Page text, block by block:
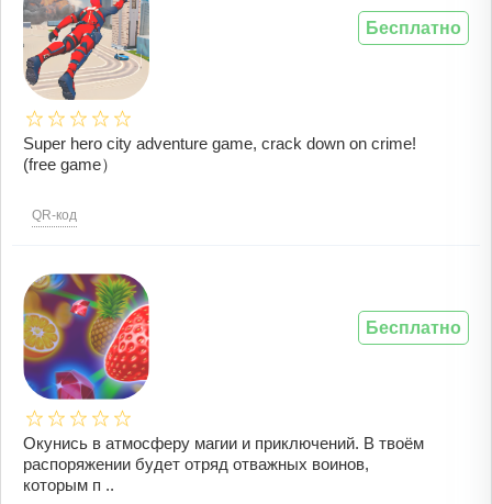
Super hero city adventure game, crack down on crime!
(free game）
QR-код
Бесплатно
Окунись в атмосферу магии и приключений. В твоём
распоряжении будет отряд отважных воинов,
которым п ..
Бесплатно